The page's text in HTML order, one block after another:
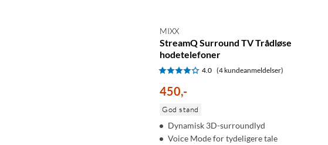
MIXX
StreamQ Surround TV Trådløse
hodetelefoner
4.0 (4 kundeanmeldelser)
450,-
God stand
Dynamisk 3D-surroundlyd
Voice Mode for tydeligere tale